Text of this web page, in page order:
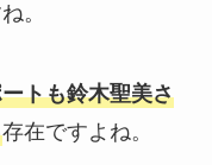
。
トも鈴木聖美さ
存在ですよね。